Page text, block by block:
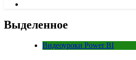
Выделенное
Видеоуроки Power BI